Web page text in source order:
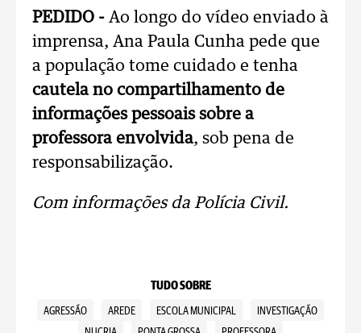
PEDIDO - Ao longo do vídeo enviado à
imprensa, Ana Paula Cunha pede que
a população tome cuidado e tenha
cautela no compartilhamento de
informações pessoais sobre a
professora envolvida, sob pena de
responsabilização.
Com informações da Polícia Civil.
TUDO SOBRE
AGRESSÃO AREDE ESCOLA MUNICIPAL
INVESTIGAÇÃO